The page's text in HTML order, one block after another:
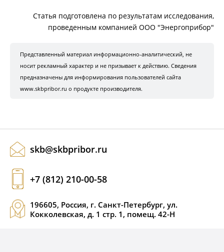
Статья подготовлена по результатам исследования,
проведенным компанией ООО "Энергоприбор"
Представленный материал информационно-аналитический, не
носит рекламный характер и не призывает к действию. Сведения
предназначены для информирования пользователей сайта
www.skbpribor.ru о продукте производителя.
skb@skbpribor.ru
+7 (812) 210-00-58
196605, Россия, г. Санкт-Петербург, ул.
Кокколевская, д. 1 стр. 1, помещ. 42-Н